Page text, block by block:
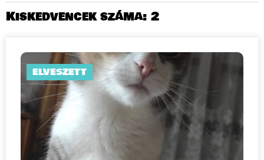
Kiskedvencek száma: 2
ELVESZETT